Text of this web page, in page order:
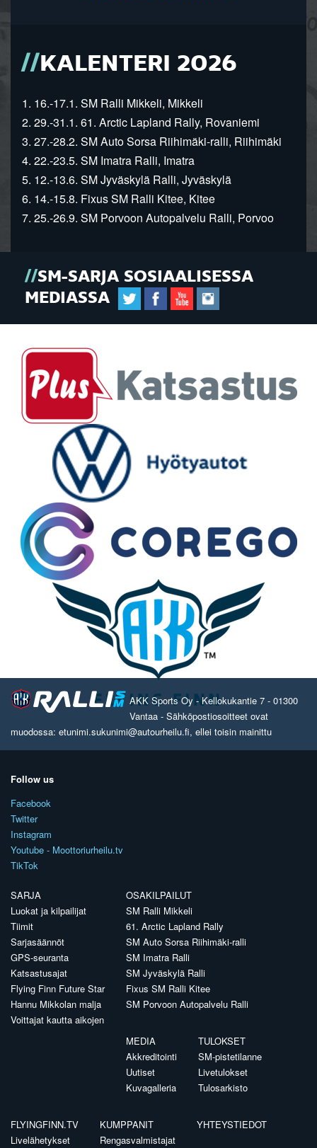
KALENTERI 2026
1. 16.-17.1. SM Ralli Mikkeli, Mikkeli
2. 29.-31.1. 61. Arctic Lapland Rally, Rovaniemi
3. 27.-28.2. SM Auto Sorsa Riihimäki-ralli, Riihimäki
4. 22.-23.5. SM Imatra Ralli, Imatra
5. 12.-13.6. SM Jyväskylä Ralli, Jyväskylä
6. 14.-15.8. Fixus SM Ralli Kitee, Kitee
7. 25.-26.9. SM Porvoon Autopalvelu Ralli, Porvoo
SM-SARJA SOSIAALISESSA
MEDIASSA
AKK Sports Oy - Kellokukantie 7 - 01300
Vantaa - Sähköpostiosoitteet ovat
muodossa: etunimi.sukunimi@autourheilu.fi, ellei toisin mainittu
Follow us
Facebook
Twitter
Instagram
Youtube - Moottoriurheilu.tv
TikTok
SARJA
Luokat ja kilpailijat
Tiimit
Sarjasäännöt
GPS-seuranta
Katsastusajat
Flying Finn Future Star
Hannu Mikkolan malja
Voittajat kautta aikojen
OSAKILPAILUT
SM Ralli Mikkeli
61. Arctic Lapland Rally
SM Auto Sorsa Riihimäki-ralli
SM Imatra Ralli
SM Jyväskylä Ralli
Fixus SM Ralli Kitee
SM Porvoon Autopalvelu Ralli
MEDIA
Akkreditointi
Uutiset
Kuvagalleria
TULOKSET
SM-pistetilanne
Livetulokset
Tulosarkisto
FLYINGFINN.TV
Livelähetykset
KUMPPANIT
Rengasvalmistajat
YHTEYSTIEDOT